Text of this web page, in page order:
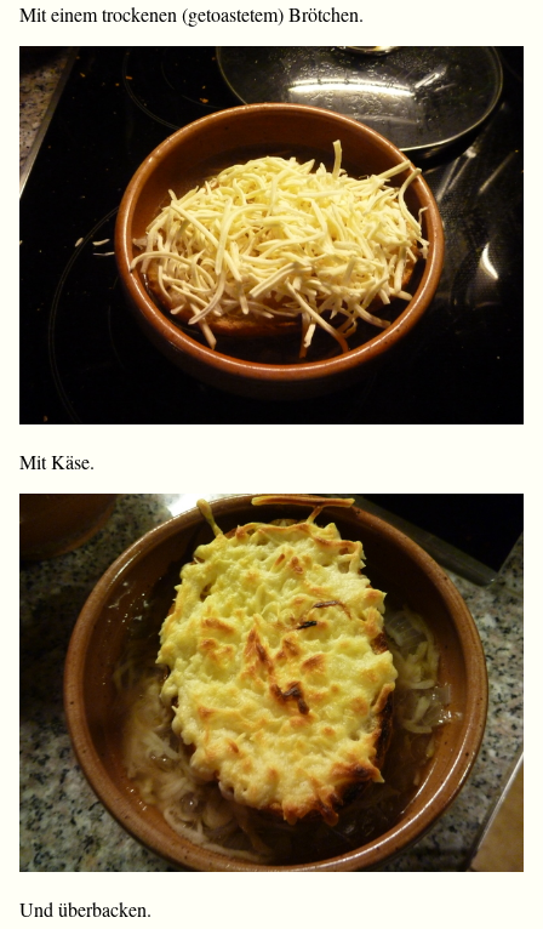
Mit einem trockenen (getoastetem) Brötchen.
Mit Käse.
Und überbacken.